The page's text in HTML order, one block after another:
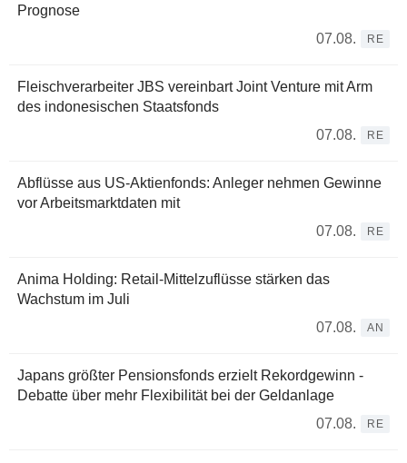
Prognose
07.08.
RE
Fleischverarbeiter JBS vereinbart Joint Venture mit Arm
des indonesischen Staatsfonds
07.08.
RE
Abflüsse aus US-Aktienfonds: Anleger nehmen Gewinne
vor Arbeitsmarktdaten mit
07.08.
RE
Anima Holding: Retail-Mittelzuflüsse stärken das
Wachstum im Juli
07.08.
AN
Japans größter Pensionsfonds erzielt Rekordgewinn -
Debatte über mehr Flexibilität bei der Geldanlage
07.08.
RE